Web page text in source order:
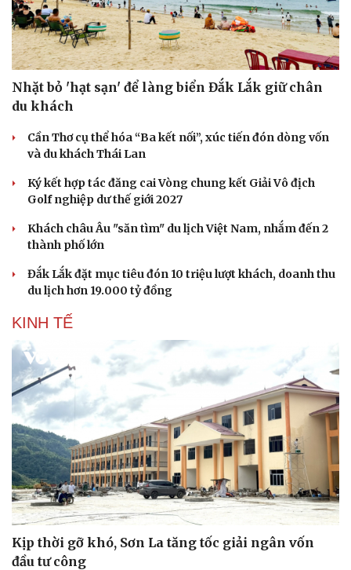
Nhặt bỏ 'hạt sạn' để làng biển Đắk Lắk giữ chân
du khách
Cần Thơ cụ thể hóa “Ba kết nối”, xúc tiến đón dòng vốn
và du khách Thái Lan
Ký kết hợp tác đăng cai Vòng chung kết Giải Vô địch
Golf nghiệp dư thế giới 2027
Khách châu Âu "săn tìm" du lịch Việt Nam, nhắm đến 2
thành phố lớn
Đắk Lắk đặt mục tiêu đón 10 triệu lượt khách, doanh thu
du lịch hơn 19.000 tỷ đồng
KINH TẾ
Kịp thời gỡ khó, Sơn La tăng tốc giải ngân vốn
đầu tư công